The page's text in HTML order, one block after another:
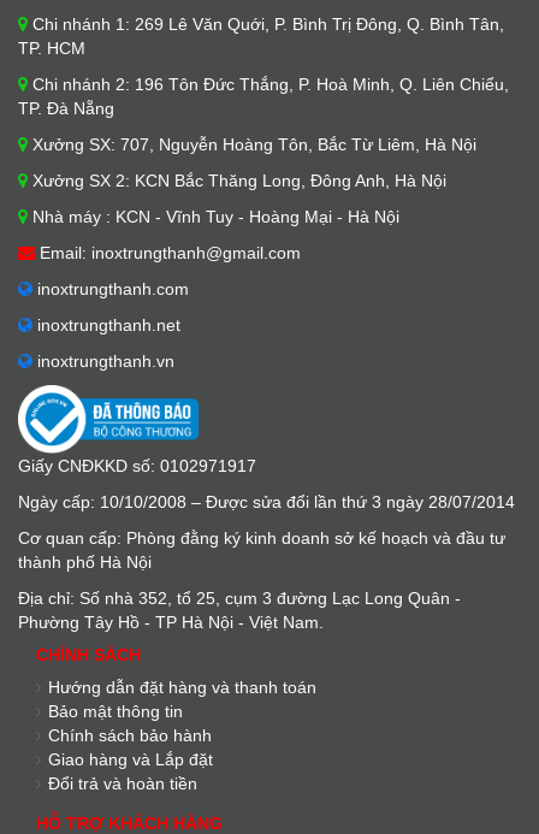
Chi nhánh 1: 269 Lê Văn Quới, P. Bình Trị Đông, Q. Bình Tân,
TP. HCM
Chi nhánh 2: 196 Tôn Đức Thắng, P. Hoà Minh, Q. Liên Chiểu,
TP. Đà Nẵng
Xưởng SX: 707, Nguyễn Hoàng Tôn, Bắc Từ Liêm, Hà Nội
Xưởng SX 2: KCN Bắc Thăng Long, Đông Anh, Hà Nội
Nhà máy : KCN - Vĩnh Tuy - Hoàng Mại - Hà Nội
Email: inoxtrungthanh@gmail.com
inoxtrungthanh.com
inoxtrungthanh.net
inoxtrungthanh.vn
Giấy CNĐKKD số: 0102971917
Ngày cấp: 10/10/2008 – Được sửa đổi lần thứ 3 ngày 28/07/2014
Cơ quan cấp: Phòng đằng ký kinh doanh sở kế hoạch và đầu tư
thành phố Hà Nội
Địa chỉ: Số nhà 352, tổ 25, cụm 3 đường Lạc Long Quân -
Phường Tây Hồ - TP Hà Nội - Việt Nam.
CHÍNH SÁCH
Hướng dẫn đặt hàng và thanh toán
Bảo mật thông tin
Chính sách bảo hành
Giao hàng và Lắp đặt
Đổi trả và hoàn tiền
HỖ TRỢ KHÁCH HÀNG